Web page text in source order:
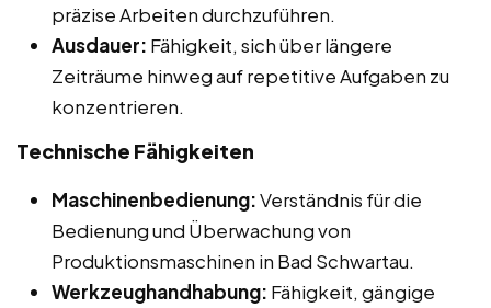
präzise Arbeiten durchzuführen.
Ausdauer: Fähigkeit, sich über längere
Zeiträume hinweg auf repetitive Aufgaben zu
konzentrieren.
Technische Fähigkeiten
Maschinenbedienung:Verständnis für die
Bedienung und Überwachung von
Produktionsmaschinen in Bad Schwartau.
Werkzeughandhabung: Fähigkeit, gängige